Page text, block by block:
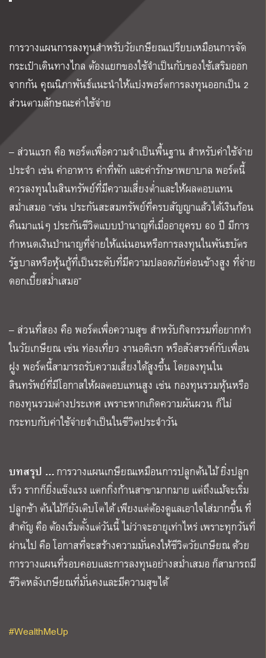
การวางแผนการลงทุนสำหรับวัยเกษียณเปรียบเหมือนการจัด
กระเป๋าเดินทางไกล ต้องแยกของใช้จำเป็นกับของใช้เสริมออก
จากกัน คุณนิภาพันธ์แนะนำให้แบ่งพอร์ตการลงทุนออกเป็น 2
ส่วนตามลักษณะค่าใช้จ่าย
– ส่วนแรก คือ พอร์ตเพื่อความจำเป็นพื้นฐาน สำหรับค่าใช้จ่าย
ประจำ เช่น ค่าอาหาร ค่าที่พัก และค่ารักษาพยาบาล พอร์ตนี้
ควรลงทุนในสินทรัพย์ที่มีความเสี่ยงต่ำและให้ผลตอบแทน
สม่ำเสมอ “เช่น ประกันสะสมทรัพย์ที่ครบสัญญาแล้วได้เงินก้อน
คืนมาแน่ๆ ประกันชีวิตแบบบำนาญที่เมื่ออายุครบ 60 ปี มีการ
กำหนดเงินบำนาญที่จ่ายให้แน่นอนหรือการลงทุนในพันธบัตร
รัฐบาลหรือหุ้นกู้ที่เป็นระดับที่มีความปลอดภัยค่อนข้างสูง ที่จ่าย
ดอกเบี้ยสม่ำเสมอ”
– ส่วนที่สอง คือ พอร์ตเพื่อความสุข สำหรับกิจกรรมที่อยากทำ
ในวัยเกษียณ เช่น ท่องเที่ยว งานอดิเรก หรือสังสรรค์กับเพื่อน
ฝูง พอร์ตนี้สามารถรับความเสี่ยงได้สูงขึ้น โดยลงทุนใน
สินทรัพย์ที่มีโอกาสให้ผลตอบแทนสูง เช่น กองทุนรวมหุ้นหรือ
กองทุนรวมต่างประเทศ เพราะหากเกิดความผันผวน ก็ไม่
กระทบกับค่าใช้จ่ายจำเป็นในชีวิตประจำวัน
บทสรุป …การวางแผนเกษียณเหมือนการปลูกต้นไม้ยิ่งปลูก
เร็วรากก็ยิ่งแข็งแรง แตกกิ่งก้านสาขามากมาย แต่ถึงแม้จะเริ่ม
ปลูกช้า ต้นไม้ก็ยังเติบโตได้เพียงแต่ต้องดูแลเอาใจใส่มากขึ้นที่
สำคัญ คือ ต้องเริ่มตั้งแต่วันนี้ไม่ว่าจะอายุเท่าไหร่เพราะทุกวันที่
ผ่านไป คือโอกาสที่จะสร้างความมั่นคงให้ชีวิตวัยเกษียณด้วย
การวางแผนที่รอบคอบและการลงทุนอย่างสม่ำเสมอ ก็สามารถมี
ชีวิตหลังเกษียณที่มั่นคงและมีความสุขได้
#WealthMeUp